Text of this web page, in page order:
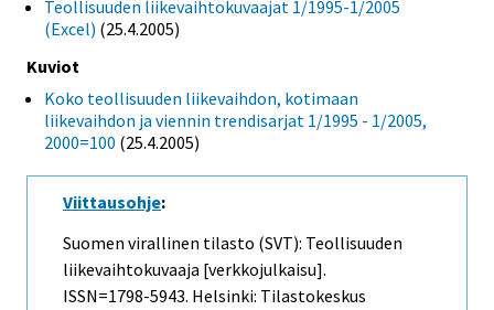
Teollisuuden liikevaihtokuvaajat 1/1995-1/2005
(Excel) (25.4.2005)
Kuviot
Koko teollisuuden liikevaihdon, kotimaan
liikevaihdon ja viennin trendisarjat 1/1995 - 1/2005,
2000=100 (25.4.2005)
Viittausohje:
Suomen virallinen tilasto (SVT): Teollisuuden
liikevaihtokuvaaja [verkkojulkaisu].
ISSN=1798-5943. Helsinki: Tilastokeskus